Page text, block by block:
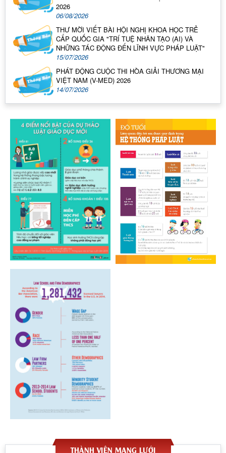
2026
06/08/2026
THƯ MỜI VIẾT BÀI HỘI NGHỊ KHOA HỌC TRẺ
CẤP QUỐC GIA "TRÍ TUỆ NHÂN TẠO (AI) VÀ
NHỮNG TÁC ĐỘNG ĐẾN LĨNH VỰC PHÁP LUẬT"
15/07/2026
PHÁT ĐỘNG CUỘC THI HÒA GIẢI THƯƠNG MẠI
VIỆT NAM (V-MED) 2026
14/07/2026
THÀNH VIÊN MẠNG LƯỚI